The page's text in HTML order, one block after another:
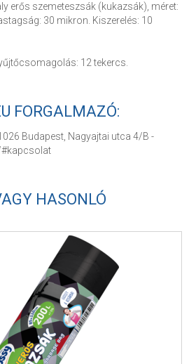
erős szemeteszsák (kukazsák), méret:
30 mikron. Kiszerelés: 10
12 tekercs.
FORGALMAZÓ:
Budapest, Nagyajtai utca 4/B -
HASONLÓ